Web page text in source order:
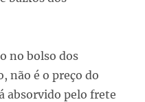
no bolso dos
não é o preço do
absorvido pelo frete